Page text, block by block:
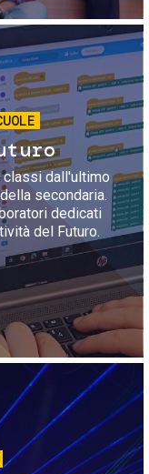
dall'ultimo
secondaria.
dedicati
del Futuro.